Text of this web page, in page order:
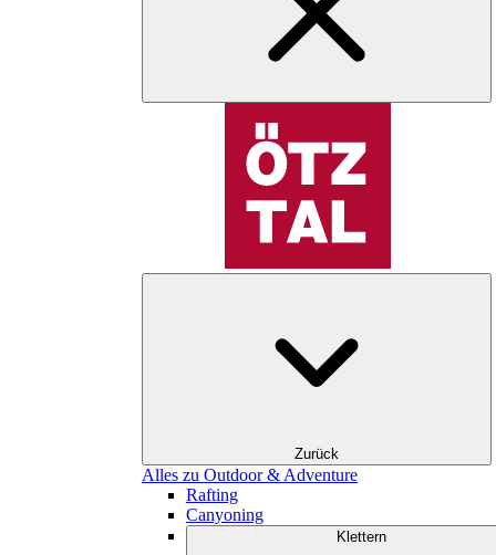
Zurück
Alles zu Outdoor & Adventure
Rafting
Canyoning
Klettern